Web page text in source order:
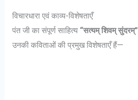
विचारधारा एवं काव्य-विशेषताएँ
पंत जी का संपूर्ण साहित्य “सत्यम् शिवम् सुंदरम्”
उनकी कविताओं की प्रमुख विशेषताएँ हैं—